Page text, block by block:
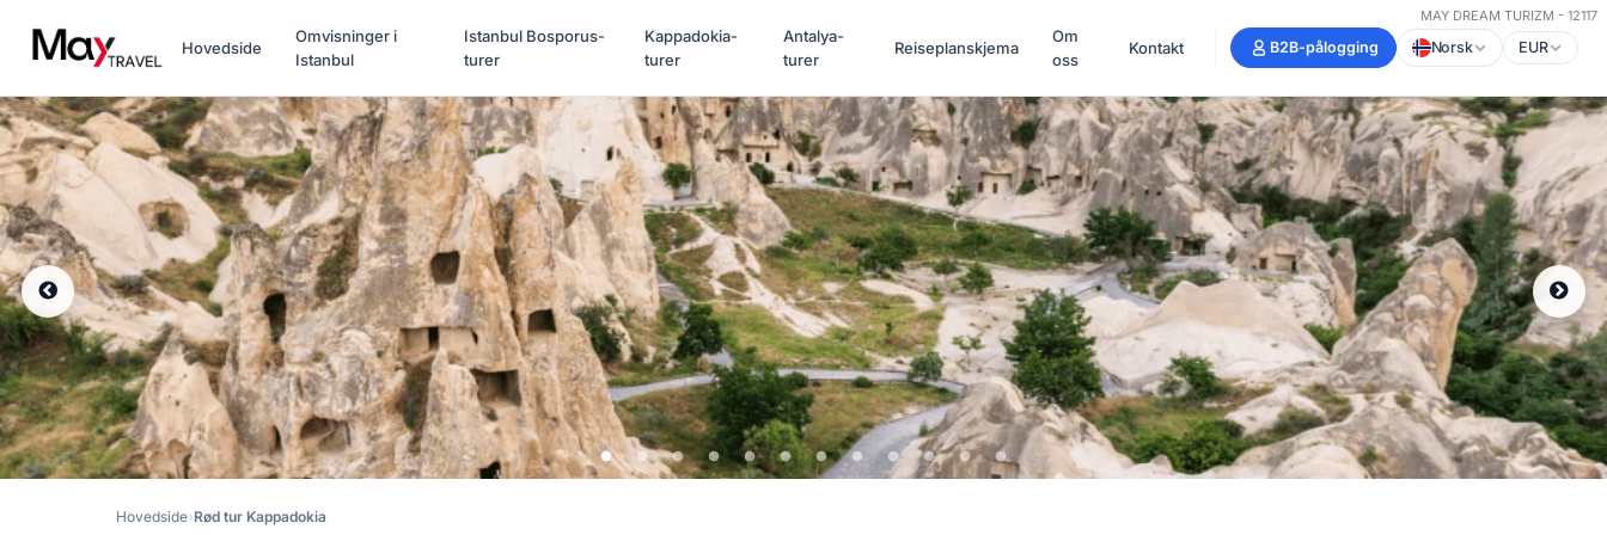
MAY DREAM TURIZM - 12117
Hovedside
Omvisninger i
Istanbul
Istanbul Bosporus-
turer
Kappadokia-
turer
Antalya-
turer
Reiseplanskjema
Om
oss
Kontakt B2B-pålogging Norsk EUR
Hovedside Rød tur Kappadokia